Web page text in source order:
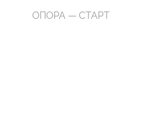
ОПОРА — СТАРТ